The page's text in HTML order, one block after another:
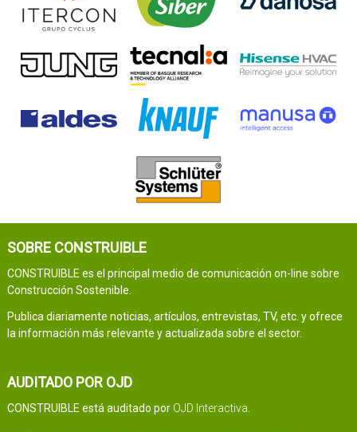
SOBRE CONSTRUIBLE
CONSTRUIBLE es el principal medio de comunicación on-line sobre
Construcción Sostenible.
Publica diariamente noticias, artículos, entrevistas, TV, etc. y ofrece
la información más relevante y actualizada sobre el sector.
AUDITADO POR OJD
CONSTRUIBLE está auditado por OJD Interactiva